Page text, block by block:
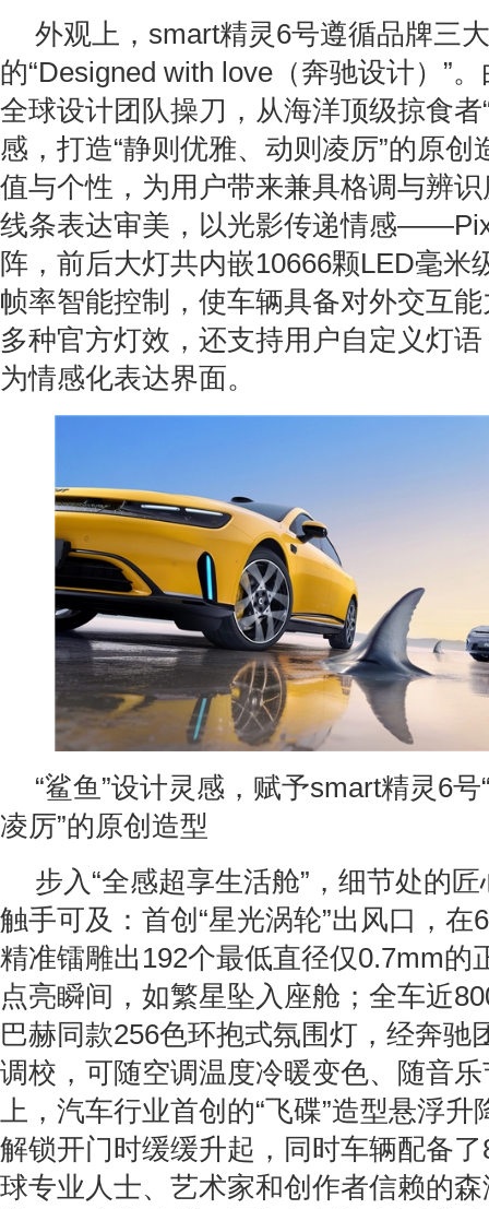
外观上，smart精灵6号遵循品牌三
的“Designed with love（奔驰设计）”
全球设计团队操刀，从海洋顶级掠食者
感，打造“静则优雅、动则凌厉”的原创
值与个性，为用户带来兼具格调与辨
线条表达审美，以光影传递情感
阵，前后大灯共内嵌10666颗LED毫米
帧率智能控制，使车辆具备对外交互
多种官方灯效，还支持用户自定义灯
为情感化表达界面。
“鲨鱼”设计灵感，赋予smart精灵6
凌厉”的原创造型
步入“全感超享生活舱”，细节处的
触手可及：首创“星光涡轮”出风口，在
精准镭雕出192个最低直径仅0.7mm的
点亮瞬间，如繁星坠入座舱；全车近
巴赫同款256色环抱式氛围灯，经奔驰
调校，可随空调温度冷暖变色、随音
上，汽车行业首创的“飞碟”造型悬浮
解锁开门时缓缓升起，同时车辆配备
球专业人士、艺术家和创作者信赖的